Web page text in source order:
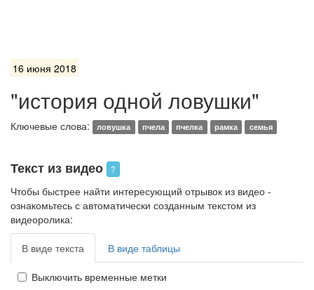
16 июня 2018
"история одной ловушки"
Ключевые слова: ловушка пчела пчелка рамка семья
Текст из видео ?
Чтобы быстрее найти интересующий отрывок из видео -
ознакомьтесь с автоматически созданным текстом из
видеоролика:
В виде текста В виде таблицы
Выключить временные метки